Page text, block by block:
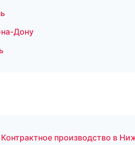
Дону
производство в